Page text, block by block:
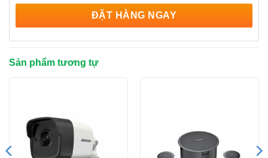
ĐẶT HÀNG NGAY
Sản phẩm tương tự